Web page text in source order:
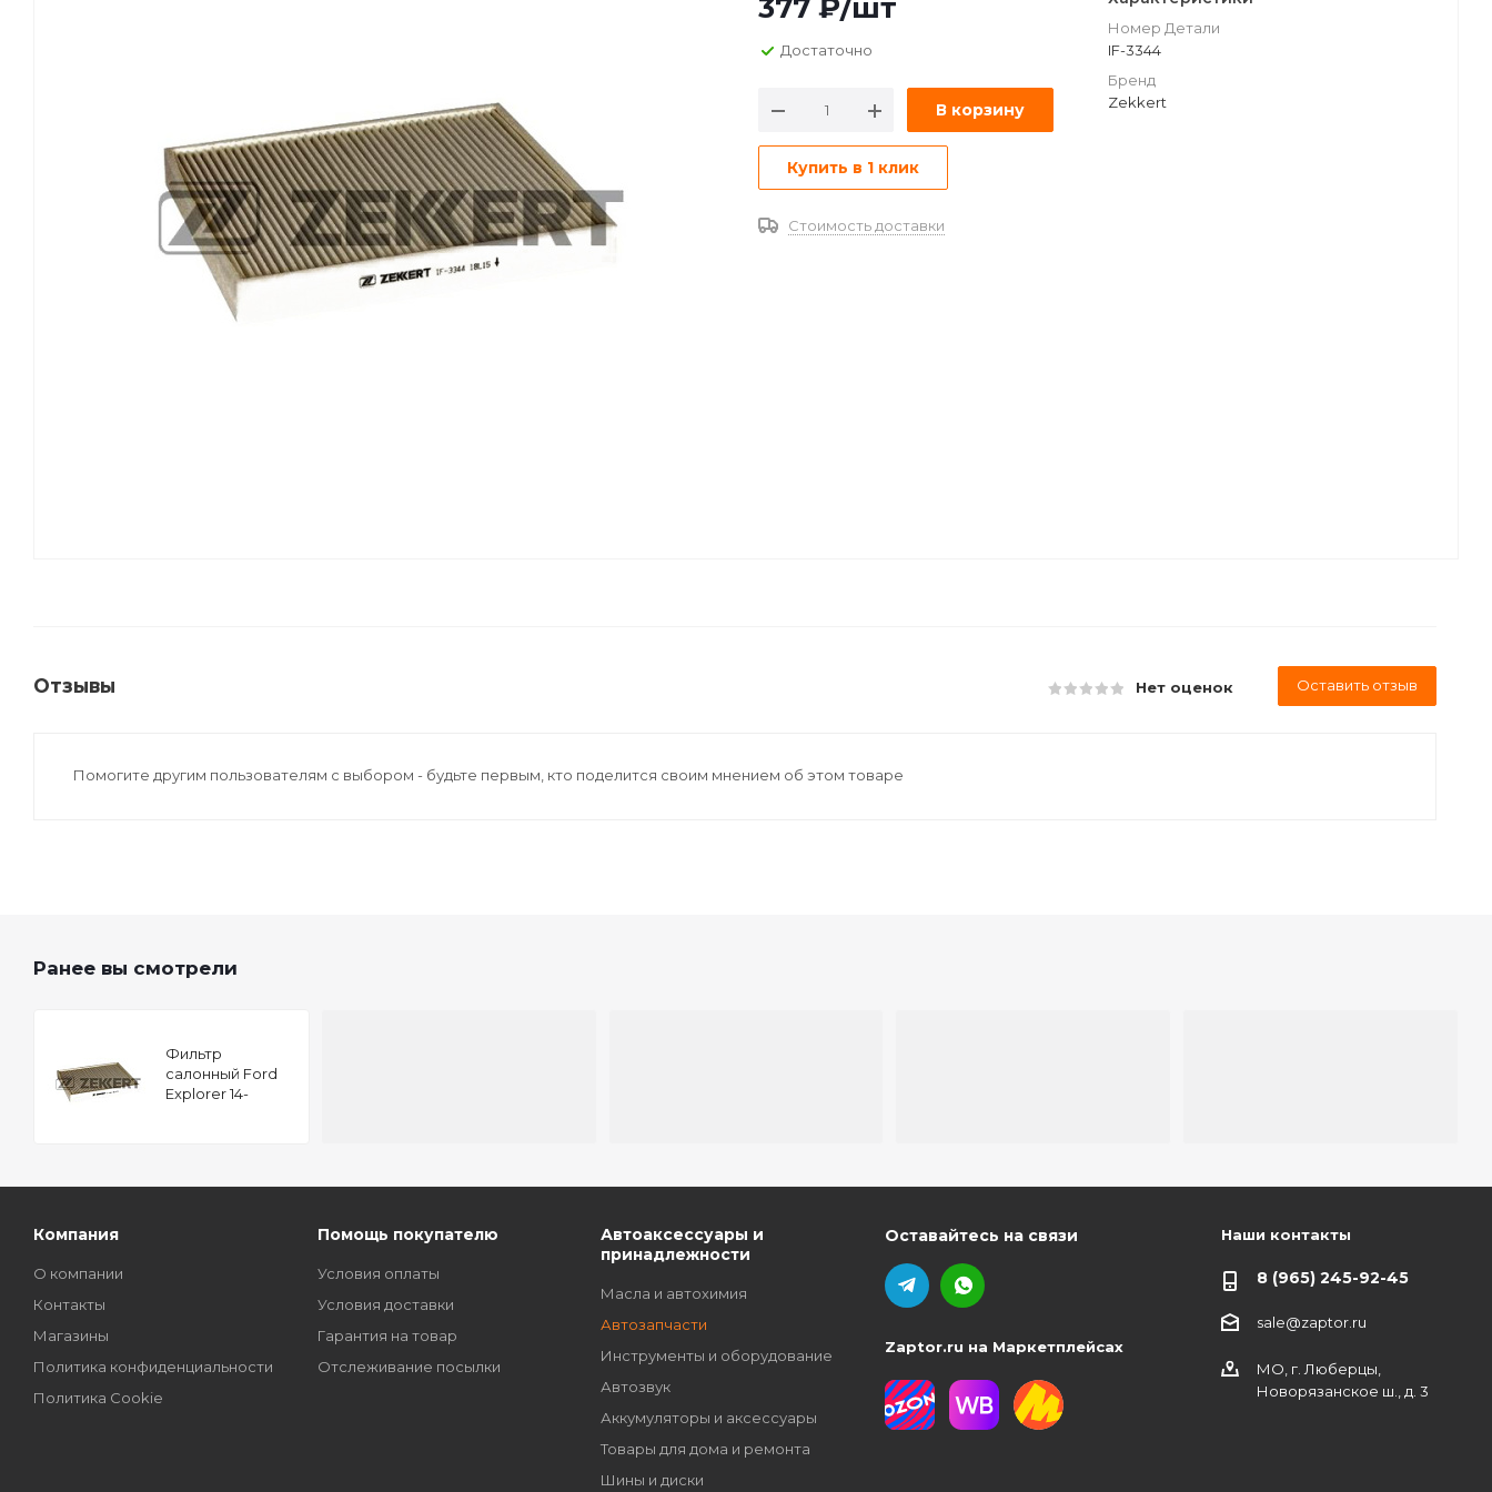
377 ₽/шт
Достаточно
В корзину
Купить в 1 клик
Стоимость доставки
Номер Детали
IF-3344
Бренд
Zekkert
Отзывы Нет оценок Оставить отзыв
Помогите другим пользователям с выбором - будьте первым, кто поделится своим мнением об этом товаре
Ранее вы смотрели
Фильтр
салонный Ford
Explorer 14-
Компания
О компании
Контакты
Магазины
Политика конфиденциальности
Политика Cookie
Помощь покупателю
Условия оплаты
Условия доставки
Гарантия на товар
Отслеживание посылки
Автоаксессуары и
принадлежности
Масла и автохимия
Автозапчасти
Инструменты и оборудование
Автозвук
Аккумуляторы и аксессуары
Товары для дома и ремонта
Шины и диски
Оставайтесь на связи
Zaptor.ru на Маркетплейсах
Наши контакты
8 (965) 245-92-45
sale@zaptor.ru
МО, г. Люберцы,
Новорязанское ш., д. 3